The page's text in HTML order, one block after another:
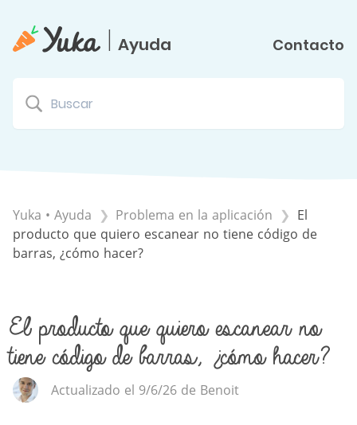
| Ayuda Contacto
Yuka • Ayuda ​Problema en la aplicación
El
producto que quiero escanear no tiene código de
barras, ¿cómo hacer?
El producto que quiero escanear no
tiene código de barras, ¿cómo hacer?
Actualizado el 9/6/26 de Benoit